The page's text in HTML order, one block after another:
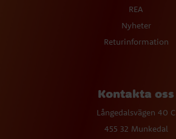
REA
Nyheter
Returinformation
Kontakta oss
Långedalsvägen 40 C
455 32 Munkedal